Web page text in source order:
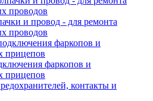
и провод - для ремонта
проводов
фаркопов и
прицепов